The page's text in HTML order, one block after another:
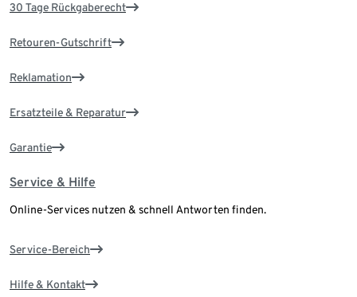
30 Tage Rückgaberecht
Retouren-Gutschrift
Reklamation
Ersatzteile & Reparatur
Garantie
Service & Hilfe
Online-Services nutzen & schnell Antworten finden.
Service-Bereich
Hilfe & Kontakt